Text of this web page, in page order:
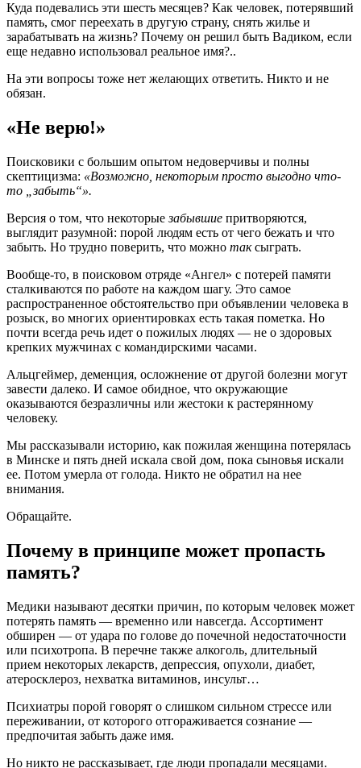
Куда подевались эти шесть месяцев? Как человек, потерявший
память, смог переехать в другую страну, снять жилье и
зарабатывать на жизнь? Почему он решил быть Вадиком, если
еще недавно использовал реальное имя?..
На эти вопросы тоже нет желающих ответить. Никто и не
обязан.
«Не верю!»
Поисковики с большим опытом недоверчивы и полны
скептицизма: «Возможно, некоторым просто выгодно что-
то „забыть“».
Версия о том, что некоторыезабывшие притворяются,
выглядит разумной: порой людям есть от чего бежать и что
забыть. Но трудно поверить, что можно таксыграть.
Вообще-то, в поисковом отряде «Ангел» с потерей памяти
сталкиваются по работе на каждом шагу. Это самое
распространенное обстоятельство при объявлении человека в
розыск, во многих ориентировках есть такая пометка. Но
почти всегда речь идет о пожилых людях — не о здоровых
крепких мужчинах с командирскими часами.
Альцгеймер, деменция, осложнение от другой болезни могут
завести далеко. И самое обидное, что окружающие
оказываются безразличны или жестоки к растерянному
человеку.
Мы рассказывали историю, как пожилая женщина потерялась
в Минске и пять дней искала свой дом, пока сыновья искали
ее. Потом умерла от голода. Никто не обратил на нее
внимания.
Обращайте.
Почему в принципе может пропасть
память?
Медики называют десятки причин, по которым человек может
потерять память — временно или навсегда. Ассортимент
обширен — от удара по голове до почечной недостаточности
или психотропа. В перечне также алкоголь, длительный
прием некоторых лекарств, депрессия, опухоли, диабет,
атеросклероз, нехватка витаминов, инсульт…
Психиатры порой говорят о слишком сильном стрессе или
переживании, от которого отгораживается сознание —
предпочитая забыть даже имя.
Но никто не рассказывает, где люди пропадали месяцами.